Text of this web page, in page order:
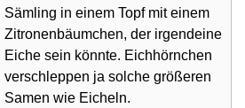
Sämling in einem Topf mit einem
Zitronenbäumchen, der irgendeine
Eiche sein könnte. Eichhörnchen
verschleppen ja solche größeren
Samen wie Eicheln.